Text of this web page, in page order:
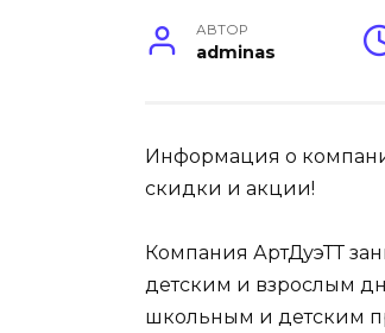
АВТОР
adminas
Информация о
скидки и акции!
Компания АртДуэТТ
детским и взрослым
школьным и детским